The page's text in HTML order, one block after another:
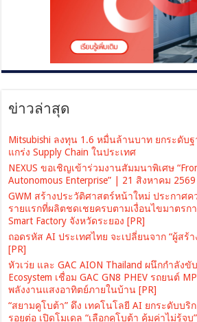
ข่าวล่าสุด
Mitsubishi ลงทุน 1.6 หมื่นล้านบาท ยกระดับฐ
แกร่ง Supply Chain ในประเทศ
NEXUS ขอเชิญเข้าร่วมงานสัมมนาพิเศษ
Autonomous Enterprise” | 21 สิงหาคม
GWM สร้างประวัติศาสตร์หน้าใหม่ ประกาศ
รายแรกที่ผลิตชดเชยครบตามเงื่อนไขมาตรกา
Smart Factory จังหวัดระยอง [PR]
ถอดรหัส AI ประเทศไทย จะเปลี่ยนจาก “ผู้สร้า
[PR]
หัวเว่ย และ GAC AION Thailand ผนึกกำลังขั
Ecosystem เชื่อม GAC GN8 PHEV รถยนต์
พลังงานแสงอาทิตย์ภายในบ้าน [PR]
“สยามคูโบต้า” ดึง เทคโนโลยี AI ยกระดับบริ
รอยต่อ เปิดโมเดล “เลือกคูโบต้า คุ้มค่าไม่รู้จบ